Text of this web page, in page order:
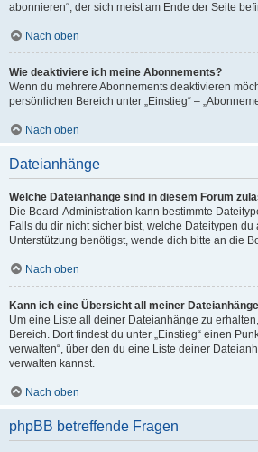
abonnieren“, der sich meist am Ende der Seite
Nach oben
Wie deaktiviere ich meine Abonnements?
Wenn du mehrere Abonnements deaktivieren
persönlichen Bereich unter „Einstieg“ –
Nach oben
Dateianhänge
Welche Dateianhänge sind in diesem Forum
Die Board-Administration kann bestimmte
Falls du dir nicht sicher bist, welche Dateitypen
Unterstützung benötigst, wende dich bitte an die
Nach oben
Kann ich eine Übersicht all meiner
Um eine Liste all deiner Dateianhänge zu
Bereich. Dort findest du unter „Einstieg“ einen
verwalten“, über den du eine Liste deiner
verwalten kannst.
Nach oben
phpBB betreffende Fragen